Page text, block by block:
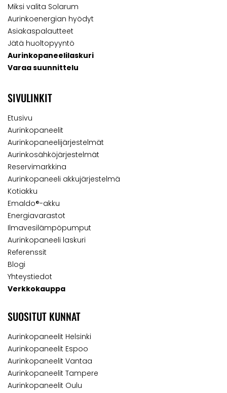
Miksi valita Solarum
Aurinkoenergian hyödyt
Asiakaspalautteet
Jätä huoltopyyntö
Aurinkopaneelilaskuri
Varaa suunnittelu
SIVULINKIT
Etusivu
Aurinkopaneelit
Aurinkopaneelijärjestelmät
Aurinkosähköjärjestelmät
Reservimarkkina
Aurinkopaneeli akkujärjestelmä
Kotiakku
Emaldo®-akku
Energiavarastot
Ilmavesilämpöpumput
Aurinkopaneeli laskuri
Referenssit
Blogi
Yhteystiedot
Verkkokauppa
SUOSITUT KUNNAT
Aurinkopaneelit Helsinki
Aurinkopaneelit Espoo
Aurinkopaneelit Vantaa
Aurinkopaneelit Tampere
Aurinkopaneelit Oulu